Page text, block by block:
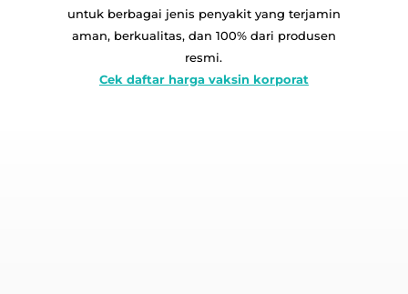
untuk berbagai jenis penyakit yang terjamin
aman, berkualitas, dan 100% dari produsen
resmi.
Cek daftar harga vaksin korporat